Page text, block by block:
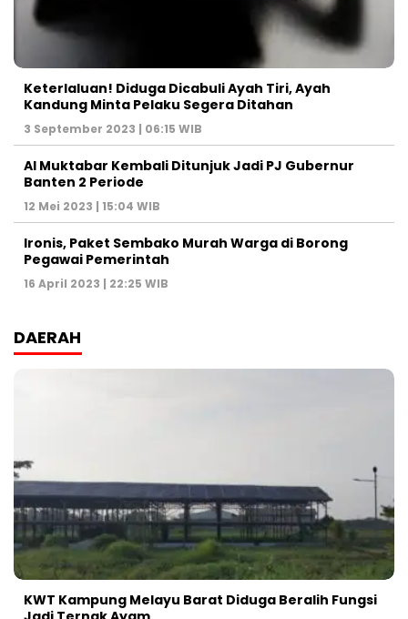
Keterlaluan! Diduga Dicabuli Ayah Tiri, Ayah
Kandung Minta Pelaku Segera Ditahan
3 September 2023 | 06:15 WIB
Al Muktabar Kembali Ditunjuk Jadi PJ Gubernur
Banten 2 Periode
12 Mei 2023 | 15:04 WIB
Ironis, Paket Sembako Murah Warga di Borong
Pegawai Pemerintah
16 April 2023 | 22:25 WIB
DAERAH
KWT Kampung Melayu Barat Diduga Beralih Fungsi